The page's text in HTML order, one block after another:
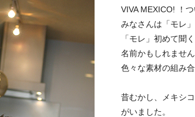
VIVA MEXICO! ！
みなさんは「モレ
「モレ」初めて聞
名前かもしれませ
色々な素材の組み
昔むかし、メキシ
がいました。